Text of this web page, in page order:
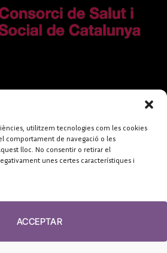
utilitzem tecnologies com les cookies
comportament de navegació o les
lloc. No consentir o retirar el
unes certes característiques i
ACCEPTAR